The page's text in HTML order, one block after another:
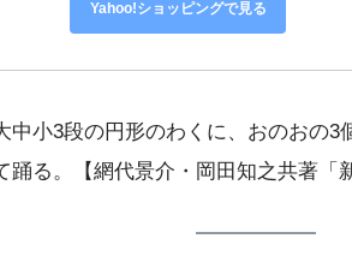
Yahoo!ショッピングで見る
中小3段の円形のわくに、おのおの3
踊る。【網代景介・岡田知之共著「